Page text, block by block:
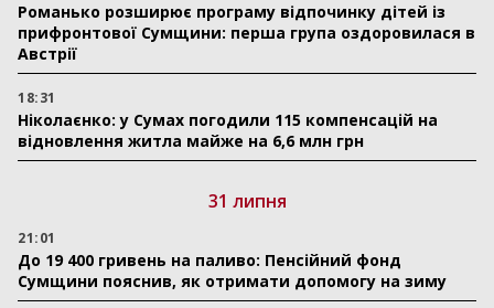
Романько розширює програму відпочинку дітей із
прифронтової Сумщини: перша група оздоровилася в
Австрії
18:31
Ніколаєнко: у Сумах погодили 115 компенсацій на
відновлення житла майже на 6,6 млн грн
31 липня
21:01
До 19 400 гривень на паливо: Пенсійний фонд
Сумщини пояснив, як отримати допомогу на зиму